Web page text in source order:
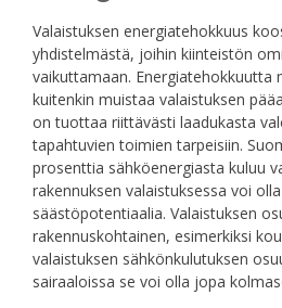
Valaistuksen energiatehokkuus
yhdistelmästä, joihin kiinteistön
vaikuttamaan. Energiatehokkuutta
kuitenkin muistaa valaistuksen
on tuottaa riittävästi laadukasta
tapahtuvien toimien tarpeisiin.
prosenttia sähköenergiasta kuluu
rakennuksen valaistuksessa voi
säästöpotentiaalia. Valaistuksen
rakennuskohtainen, esimerkiksi
valaistuksen sähkönkulutuksen
sairaaloissa se voi olla jopa